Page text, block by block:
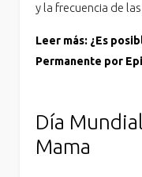
y la frecuencia de
Leer más: ¿Es
Permanente por
Día
Mama